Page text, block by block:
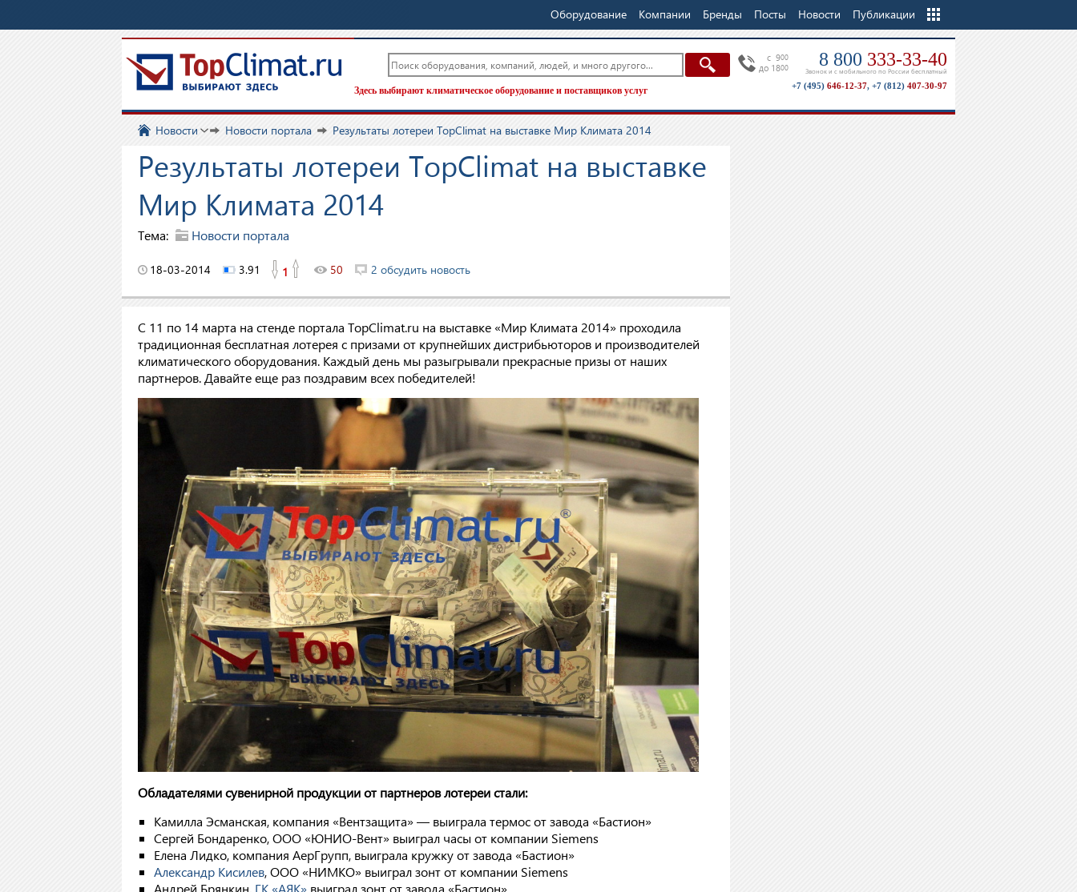
Оборудование Компании Бренды Посты Новости Публикации
Еще
c 900
до 1800 8 800 333-33-40
Звонок и с мобильного по России бесплатный
+7 (495) 646-12-37, +7 (812) 407-30-97
Здесь выбирают климатическое оборудование и поставщиков услуг
Новости Новости портала Результаты лотереи TopClimat на выставке Мир Климата 2014
Результаты лотереи TopClimat на выставке
Мир Климата 2014
Тема: Новости портала
18-03-2014 3.91 1 50 2 обсудить новость
С 11 по 14 марта на стенде портала TopClimat.ru на выставке «Мир Климата 2014» проходила
традиционная бесплатная лотерея с призами от крупнейших дистрибьюторов и производителей
климатического оборудования. Каждый день мы разыгрывали прекрасные призы от наших
партнеров. Давайте еще раз поздравим всех победителей!
Обладателями сувенирной продукции от партнеров лотереи стали:
Камилла Эсманская, компания «Вентзащита» — выиграла термос от завода «Бастион»
Сергей Бондаренко, ООО «ЮНИО-Вент» выиграл часы от компании Siemens
Елена Лидко, компания АерГрупп, выиграла кружку от завода «Бастион»
Александр Кисилев, ООО «НИМКО» выиграл зонт от компании Siemens
Андрей Брянкин, ГК «АЯК» выиграл зонт от завода «Бастион»